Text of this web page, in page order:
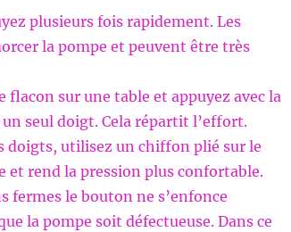
plusieurs fois rapidement. Les
la pompe et peuvent être très
flacon sur une table et appuyez avec la
seul doigt. Cela répartit l’effort.
doigts, utilisez un chiffon plié sur le
et rend la pression plus confortable.
fermes le bouton ne s’enfonce
la pompe soit défectueuse. Dans ce